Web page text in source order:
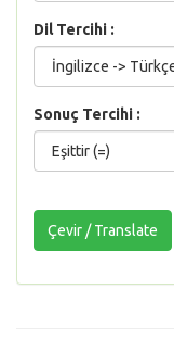
Dil Tercihi :
Sonuç Tercihi :